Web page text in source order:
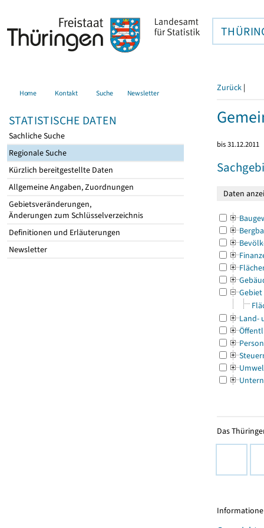
Home Kontakt Suche Newsletter
STATISTISCHE DATEN
Sachliche Suche
Regionale Suche
Kürzlich bereitgestellte Daten
Allgemeine Angaben, Zuordnungen
Gebietsveränderungen,
Änderungen zum Schlüsselverzeichnis
Definitionen und Erläuterungen
Newsletter
Zurück |
bis 31.12.2011
Gebiet
Land-
Das